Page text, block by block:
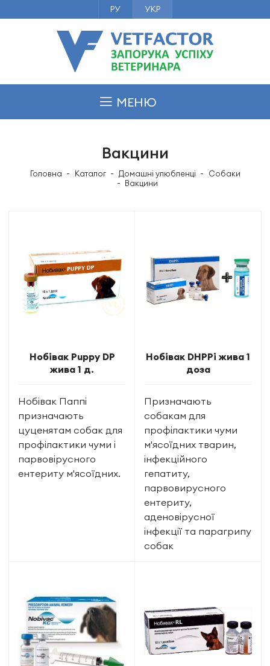
РУ УКР
МЕНЮ
Вакцини
Головна Каталог Домашні улюбленці
Собаки
Вакцини
Нобівак Puppy DP
жива 1 д.
Нобівак Паппі
призначають
цуценятам собак для
профілактики чуми і
парвовірусного
ентериту м'ясоїдних.
Нобівак DHPPi жива 1
доза
Призначають
собакам для
профілактики чуми
м'ясоїдних тварин,
інфекційного
гепатиту,
парвовирусного
ентериту,
аденовірусної
інфекції та парагрипу
собак